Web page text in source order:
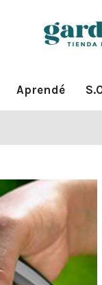
Aprendé